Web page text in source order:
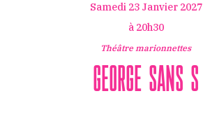
Samedi 23 Janvier 2027
à 20h30
Théâtre marionnettes
GEORGE SANS S